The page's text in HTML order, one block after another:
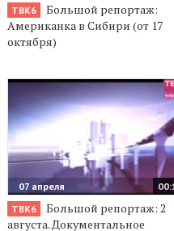
ТВК6
Большой репортаж:
Американка в Сибири (от 17
октября)
07 апреля
ТВК6
Большой репортаж: 2
августа. Документальное